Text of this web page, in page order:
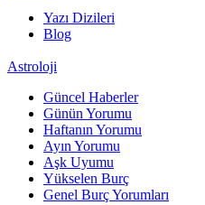
Yazı Dizileri
Blog
Astroloji
Güncel Haberler
Günün Yorumu
Haftanın Yorumu
Ayın Yorumu
Aşk Uyumu
Yükselen Burç
Genel Burç Yorumları